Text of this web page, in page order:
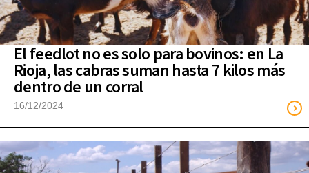
El feedlot no es solo para bovinos: en La
Rioja, las cabras suman hasta 7 kilos más
dentro de un corral
16/12/2024